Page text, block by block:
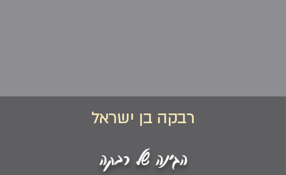
רבקה בן ישראל
הגינה של רבקה